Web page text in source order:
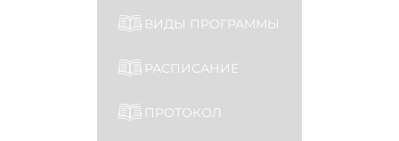
ВИДЫ ПРОГРАММЫ
РАСПИСАНИЕ
ПРОТОКОЛ